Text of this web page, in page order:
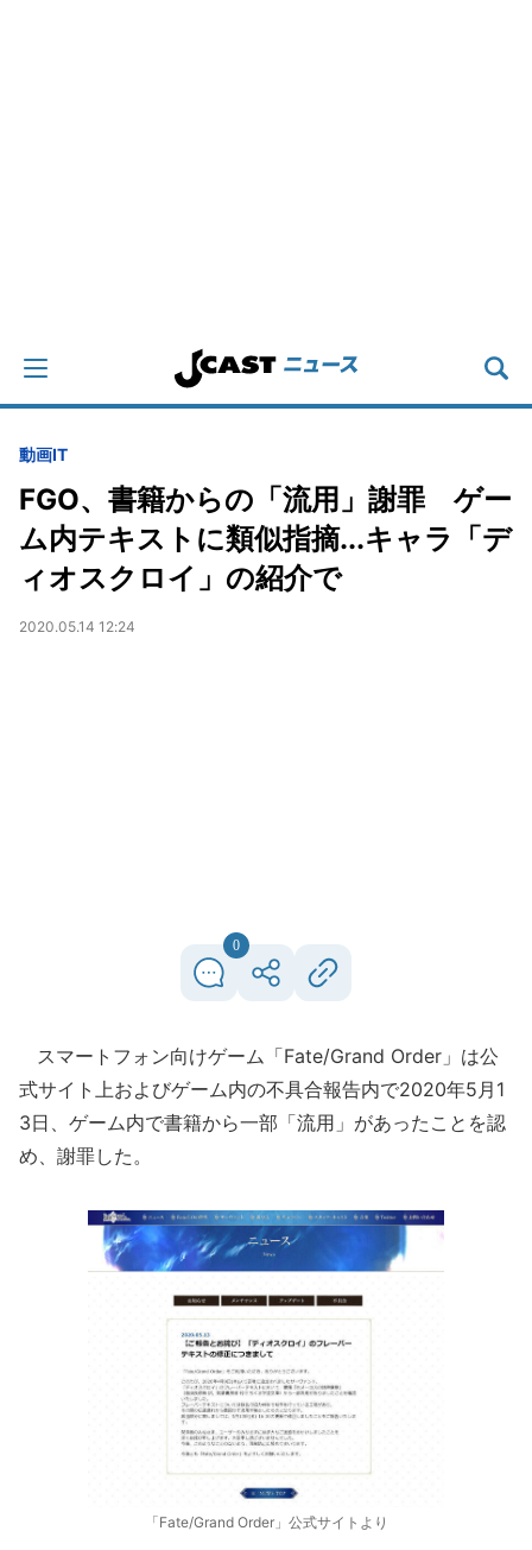
動画IT
FGO、書籍からの「流用」謝罪 ゲー
ム内テキストに類似指摘...キャラ「デ
ィオスクロイ」の紹介で
2020.05.14 12:24
0
スマートフォン向けゲーム「Fate/Grand Order」は公
式サイト上およびゲーム内の不具合報告内で2020年5月1
3日、ゲーム内で書籍から一部「流用」があったことを認
め、謝罪した。
「Fate/Grand Order」公式サイトより